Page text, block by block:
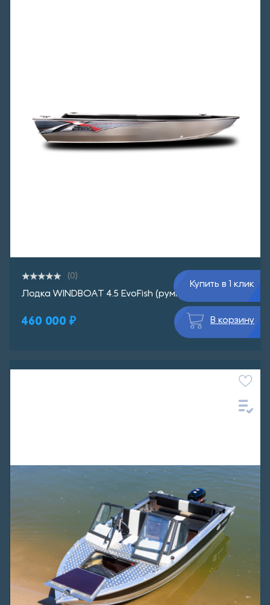
(0)
Лодка WINDBOAT 4.5 EvoFish (румпель)
460 000 ₽
Купить в 1 клик
В корзину